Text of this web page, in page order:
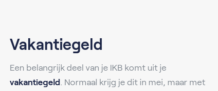
Vakantiegeld
Een belangrijk deel van je IKB komt uit je
vakantiegeld. Normaal krijg je dit in mei, maar met